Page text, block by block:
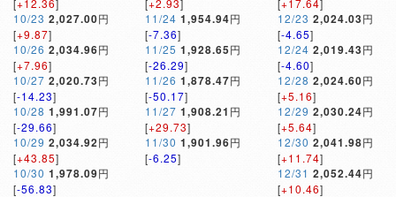
[+12.36]
10/23 2,027.00円
[+9.87]
10/26 2,034.96円
[+7.96]
10/27 2,020.73円
[-14.23]
10/28 1,991.07円
[-29.66]
10/29 2,034.92円
[+43.85]
10/30 1,978.09円
[-56.83]
[+2.93]
11/24 1,954.94円
[-7.36]
11/25 1,928.65円
[-26.29]
11/26 1,878.47円
[-50.17]
11/27 1,908.21 円
[+29.73]
11/30 1,901.96円
[-6.25]
[+17.64]
12/23 2,024.03円
[-4.65]
12/24 2,019.43円
[-4.60]
12/28 2,024.60円
[+5.16]
12/29 2,030.24円
[+5.64]
12/30 2,041.98円
[+11.74]
12/31 2,052.44円
[+10.46]